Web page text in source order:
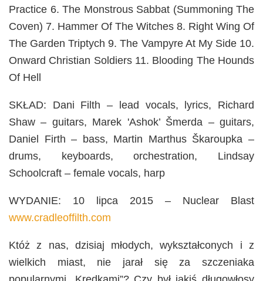
Practice 6. The Monstrous Sabbat (Summoning The
Coven) 7. Hammer Of The Witches 8. Right Wing Of
The Garden Triptych 9. The Vampyre At My Side 10.
Onward Christian Soldiers 11. Blooding The Hounds
Of Hell
SKŁAD: Dani Filth – lead vocals, lyrics, Richard
Shaw – guitars, Marek 'Ashok’ Šmerda – guitars,
Daniel Firth – bass, Martin Marthus Škaroupka –
drums, keyboards, orchestration, Lindsay
Schoolcraft – female vocals, harp
WYDANIE: 10 lipca 2015 – Nuclear Blast
www.cradleoffilth.com
Któż z nas, dzisiaj młodych, wykształconych i z
wielkich miast, nie jarał się za szczeniaka